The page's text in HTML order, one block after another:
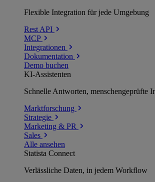
Flexible Integration für jede Umgebung
Rest API
MCP
Integrationen
Dokumentation
Demo buchen
KI-Assistenten
Schnelle Antworten, menschengeprüfte
Marktforschung
Strategie
Marketing & PR
Sales
Alle ansehen
Statista Connect
Verlässliche Daten, in jedem Workflow